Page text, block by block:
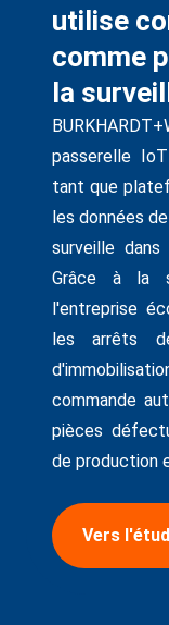
utilise
comme
la
passerelle
tant que
les données
surveille
Grâce à la
l'entreprise
les arrêts
commande
pièces
de production
Vers